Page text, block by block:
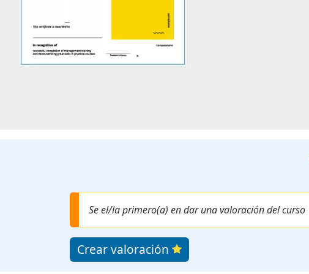
Se el/la primero(a) en dar una valoración del curso
Crear valoración